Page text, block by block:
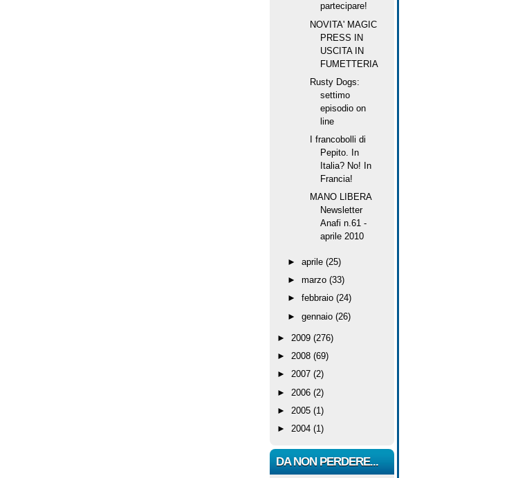
partecipare!
NOVITA' MAGIC
PRESS IN
USCITA IN
FUMETTERIA
Rusty Dogs:
settimo
episodio on
line
I francobolli di
Pepito. In
Italia? No! In
Francia!
MANO LIBERA
Newsletter
Anafi n.61 -
aprile 2010
►aprile(25)
►marzo(33)
►febbraio(24)
►gennaio(26)
► 2009 (276)
► 2008 (69)
► 2007 (2)
► 2006 (2)
► 2005 (1)
► 2004 (1)
DA NON PERDERE...